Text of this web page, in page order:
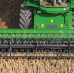
KRAMER